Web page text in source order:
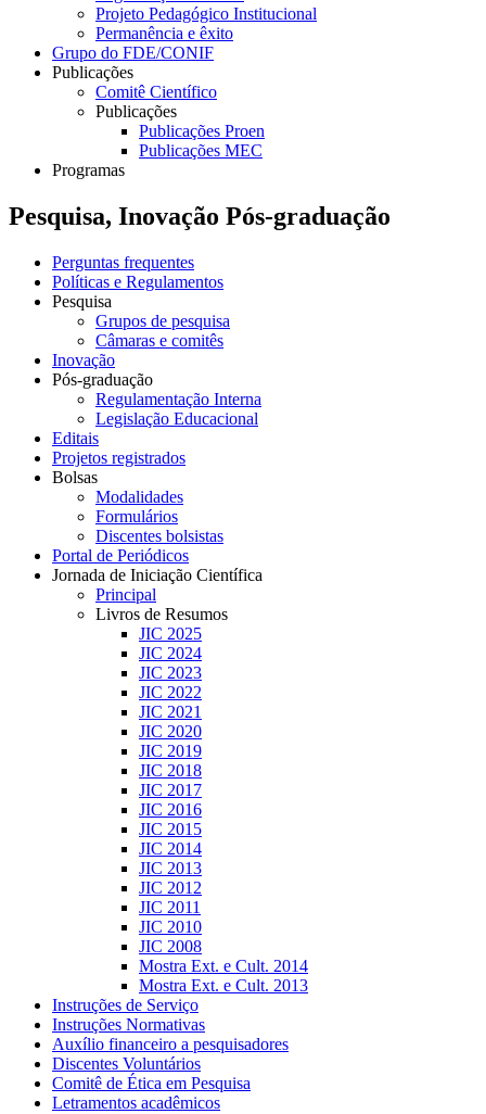
Projeto Pedagógico Institucional
Permanência e êxito
Grupo do FDE/CONIF
Publicações
Comitê Científico
Publicações
Publicações Proen
Publicações MEC
Programas
Pesquisa, Inovação Pós-graduação
Perguntas frequentes
Políticas e Regulamentos
Pesquisa
Grupos de pesquisa
Câmaras e comitês
Inovação
Pós-graduação
Regulamentação Interna
Legislação Educacional
Editais
Projetos registrados
Bolsas
Modalidades
Formulários
Discentes bolsistas
Portal de Periódicos
Jornada de Iniciação Científica
Principal
Livros de Resumos
JIC 2025
JIC 2024
JIC 2023
JIC 2022
JIC 2021
JIC 2020
JIC 2019
JIC 2018
JIC 2017
JIC 2016
JIC 2015
JIC 2014
JIC 2013
JIC 2012
JIC 2011
JIC 2010
JIC 2008
Mostra Ext. e Cult. 2014
Mostra Ext. e Cult. 2013
Instruções de Serviço
Instruções Normativas
Auxílio financeiro a pesquisadores
Discentes Voluntários
Comitê de Ética em Pesquisa
Letramentos acadêmicos